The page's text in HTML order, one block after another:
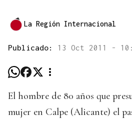
La Región Internacional
Publicado: 13 Oct 2011 -
El hombre de 80 años que
mujer en Calpe (Alicante) el